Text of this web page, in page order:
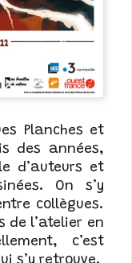
Planches et
des années,
d’auteurs et
On s’y
collègues.
de l’atelier en
c’est